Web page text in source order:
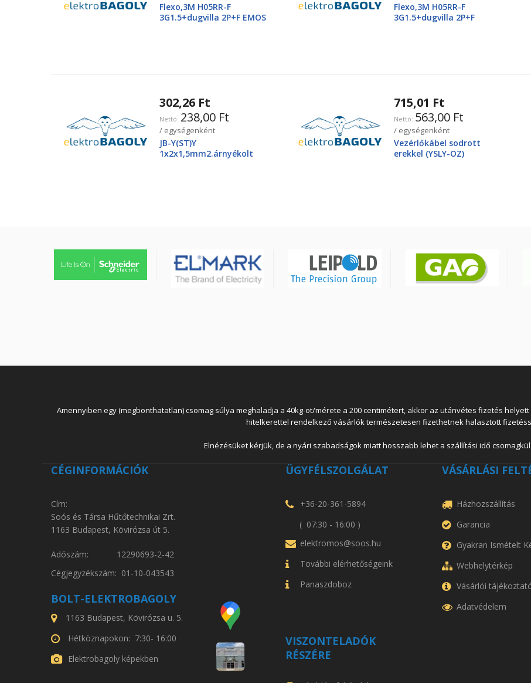
Flexo,3M H05RR-F
3G1.5+dugvilla 2P+F EMOS
Flexo,3M H05RR-F
3G1.5+dugvilla 2P+F
302,26 Ft
238,00 Ft
/ egységenként
JB-Y(ST)Y
1x2x1,5mm2.árnyékolt
715,01 Ft
563,00 Ft
/ egységenként
Vezérlőkábel sodrott
erekkel (YSLY-OZ)
Amennyiben egy (megbonthatatlan) csomag súlya meghaladja a 40kg-ot/mérete a 200 centimétert, akkor az utánvétes fizetés
hitelkerettel rendelkező vásárlók természetesen fizethetnek halasztott
Elnézésüket kérjük, de a nyári szabadságok miatt hosszabb lehet a szállítási idő
CÉGINFORMÁCIÓK
Cím:
Soós és Társa Hűtőtechnikai Zrt.
1163 Budapest, Kövirózsa út 5.
Adószám: 12290693-2-42
Cégjegyzékszám: 01-10-043543
BOLT-ELEKTROBAGOLY
1163 Budapest, Kövirózsa u. 5.
Hétköznapokon: 7:30- 16:00
Elektrobagoly képekben
ÜGYFÉLSZOLGÁLAT
+36-20-361-5894
( 07:30 - 16:00 )
elektromos@soos.hu
További elérhetőségeink
Panaszdoboz
VISZONTELADÓK
RÉSZÉRE
VÁSÁRLÁSI
Házhozszállítás
Garancia
Gyakran Ismételt
Webhelytérkép
Vásárlói
Adatvédelem